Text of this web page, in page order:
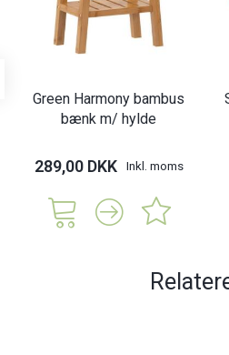
Green Harmony bambus
bænk m/ hylde
289,00 DKK Inkl. moms